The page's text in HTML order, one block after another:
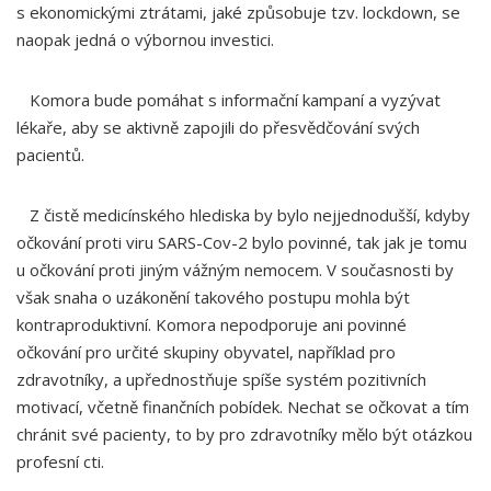
s ekonomickými ztrátami, jaké způsobuje tzv. lockdown, se
naopak jedná o výbornou investici.
Komora bude pomáhat s informační kampaní a vyzývat
lékaře, aby se aktivně zapojili do přesvědčování svých
pacientů.
Z čistě medicínského hlediska by bylo nejjednodušší, kdyby
očkování proti viru SARS-Cov-2 bylo povinné, tak jak je tomu
u očkování proti jiným vážným nemocem. V současnosti by
však snaha o uzákonění takového postupu mohla být
kontraproduktivní. Komora nepodporuje ani povinné
očkování pro určité skupiny obyvatel, například pro
zdravotníky, a upřednostňuje spíše systém pozitivních
motivací, včetně finančních pobídek. Nechat se očkovat a tím
chránit své pacienty, to by pro zdravotníky mělo být otázkou
profesní cti.